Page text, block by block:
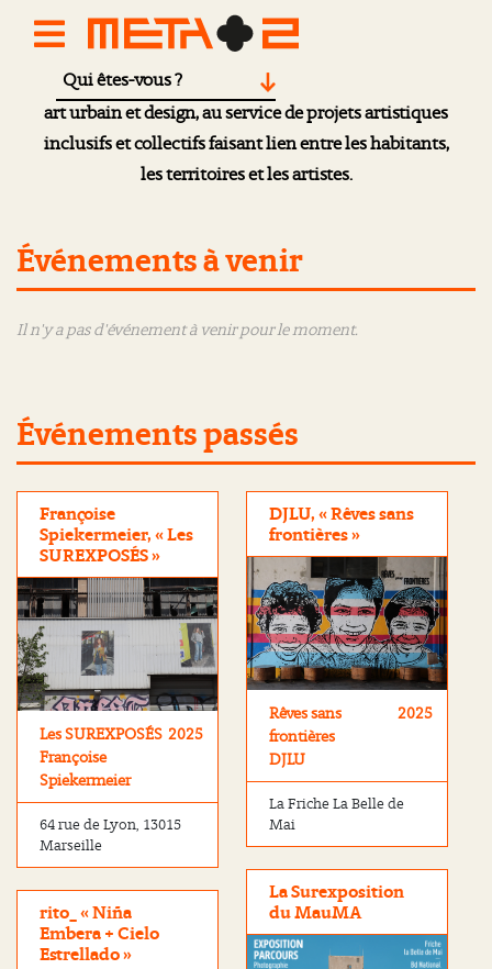
Qui êtes-vous ?
Méta 2est un pôle de création en arts visuels,
art urbain et design, au service de projets artistiques
inclusifs et collectifs faisant lien entre les habitants,
les territoires et les artistes.
Événements à venir
Il n'y a pas d'événement à venir pour le moment.
Événements passés
Françoise
Spiekermeier, « Les
SUREXPOSÉS »
Les SUREXPOSÉS
Françoise
Spiekermeier
2025
64 rue de Lyon, 13015
Marseille
DJLU, « Rêves sans
frontières »
Rêves sans
frontières
DJLU
2025
La Friche La Belle de
Mai
rito_ « Niña
Embera + Cielo
Estrellado »
La Surexposition
du MauMA